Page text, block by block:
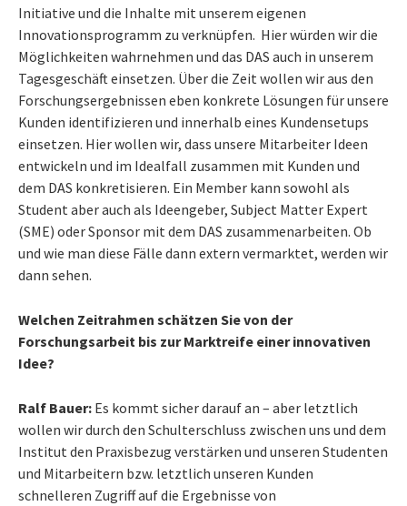
Initiative und die Inhalte mit unserem eigenen
Innovationsprogramm zu verknüpfen. Hier würden wir die
Möglichkeiten wahrnehmen und das DAS auch in unserem
Tagesgeschäft einsetzen. Über die Zeit wollen wir aus den
Forschungsergebnissen eben konkrete Lösungen für unsere
Kunden identifizieren und innerhalb eines Kundensetups
einsetzen. Hier wollen wir, dass unsere Mitarbeiter Ideen
entwickeln und im Idealfall zusammen mit Kunden und
dem DAS konkretisieren. Ein Member kann sowohl als
Student aber auch als Ideengeber, Subject Matter Expert
(SME) oder Sponsor mit dem DAS zusammenarbeiten. Ob
und wie man diese Fälle dann extern vermarktet, werden wir
dann sehen.
Welchen Zeitrahmen schätzen Sie von der
Forschungsarbeit bis zur Marktreife einer innovativen
Idee?
Ralf Bauer: Es kommt sicher darauf an – aber letztlich
wollen wir durch den Schulterschluss zwischen uns und dem
Institut den Praxisbezug verstärken und unseren Studenten
und Mitarbeitern bzw. letztlich unseren Kunden
schnelleren Zugriff auf die Ergebnisse von